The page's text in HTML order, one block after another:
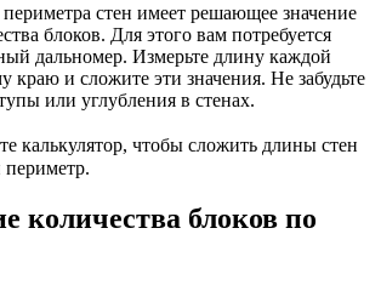
стен имеет решающее значение
блоков. Для этого вам потребуется
дальномер. Измерьте длину каждой
краю и сложите эти значения. Не забудьте
или углубления в стенах.
калькулятор, чтобы сложить длины стен
количества блоков по